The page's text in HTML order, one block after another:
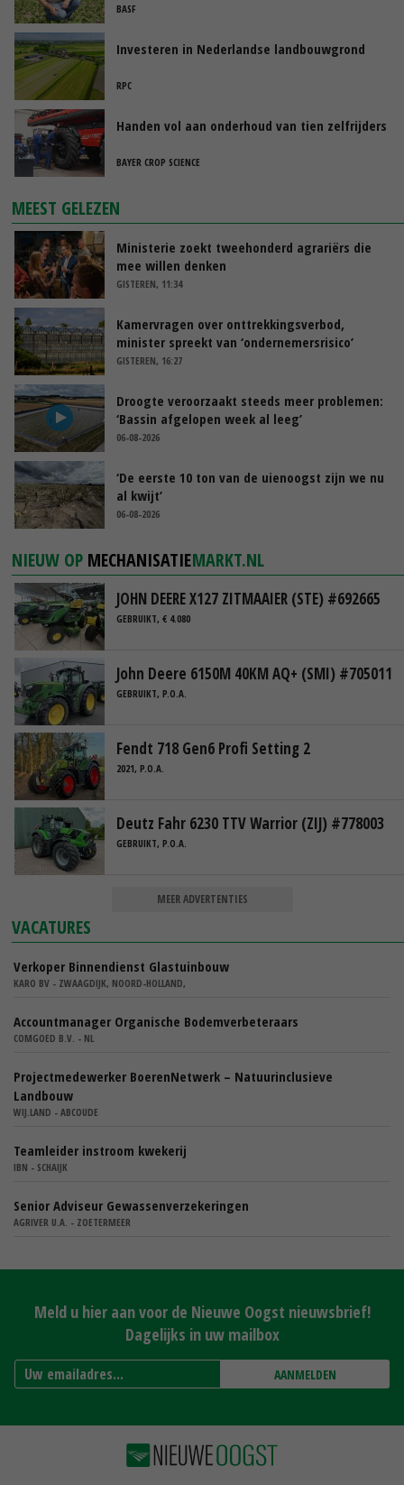
BASF
Investeren in Nederlandse landbouwgrond
RPC
Handen vol aan onderhoud van tien zelfrijders
BAYER CROP SCIENCE
MEEST GELEZEN
Ministerie zoekt tweehonderd agrariërs die
mee willen denken
GISTEREN, 11:34
Kamervragen over onttrekkingsverbod,
minister spreekt van ‘ondernemersrisico’
GISTEREN, 16:27
Droogte veroorzaakt steeds meer problemen:
‘Bassin afgelopen week al leeg’
06-08-2026
‘De eerste 10 ton van de uienoogst zijn we nu
al kwijt’
06-08-2026
NIEUW OP MECHANISATIEMARKT.NL
JOHN DEERE X127 ZITMAAIER (STE) #692665
GEBRUIKT, € 4.080
John Deere 6150M 40KM AQ+ (SMI) #705011
GEBRUIKT, P.O.A.
Fendt 718 Gen6 Profi Setting 2
2021, P.O.A.
Deutz Fahr 6230 TTV Warrior (ZIJ) #778003
GEBRUIKT, P.O.A.
MEER ADVERTENTIES
VACATURES
Verkoper Binnendienst Glastuinbouw
KARO BV - ZWAAGDIJK, NOORD-HOLLAND,
Accountmanager Organische Bodemverbeteraars
COMGOED B.V. - NL
Projectmedewerker BoerenNetwerk – Natuurinclusieve
Landbouw
WIJ.LAND - ABCOUDE
Teamleider instroom kwekerij
IBN - SCHAIJK
Senior Adviseur Gewassenverzekeringen
AGRIVER U.A. - ZOETERMEER
Meld u hier aan voor de Nieuwe Oogst nieuwsbrief!
Dagelijks in uw mailbox
AANMELDEN